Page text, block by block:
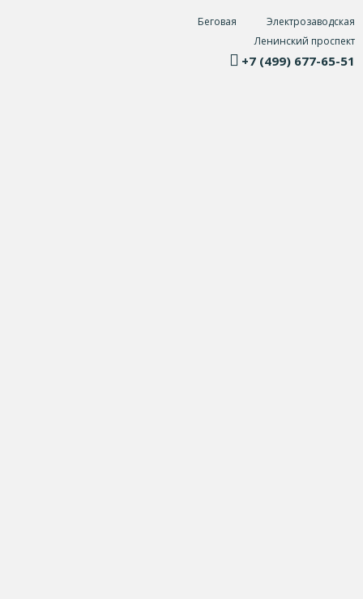
Беговая
Электрозаводская
Ленинский проспект
+7 (499) 677-65-51